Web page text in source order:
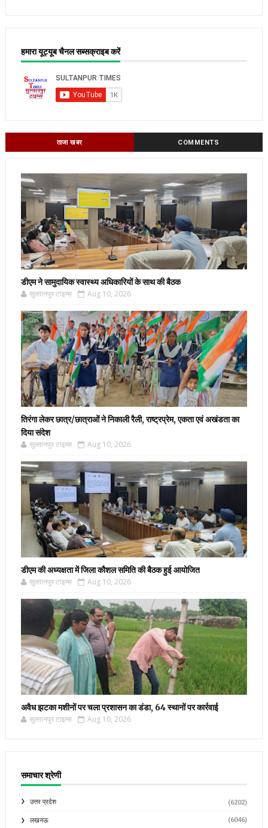
हमारा यूट्यूब चैनल सब्सक्राइब करें
ताजा खबर COMMENTS
डीएम ने सामुदायिक स्वास्थ्य अधिकारियों के साथ की बैठक
सुल्तानपुर टाइम्स Aug 10, 2026
तिरंगा लेकर छात्र/छात्राओं ने निकाली रैली, राष्ट्रप्रेम, एकता एवं अखंडता का
दिया संदेश
सुल्तानपुर टाइम्स Aug 10, 2026
डीएम की अध्यक्षता में जिला कौशल समिति की बैठक हुई आयोजित
सुल्तानपुर टाइम्स Aug 10, 2026
अवैध झटका मशीनों पर चला प्रशासन का डंडा, 64 स्थानों पर कार्रवाई
सुल्तानपुर टाइम्स Aug 10, 2026
समाचार श्रेणी
उत्तर प्रदेश (6202)
लखनऊ (6046)